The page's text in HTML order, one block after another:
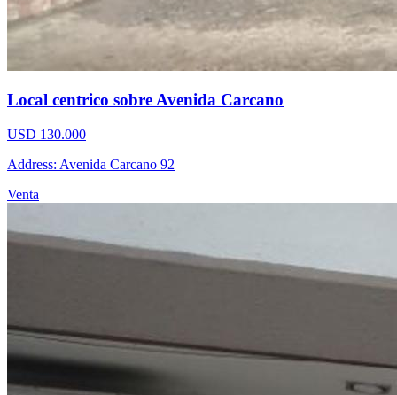
Local centrico sobre Avenida Carcano
USD 130.000
Address: Avenida Carcano 92
Venta